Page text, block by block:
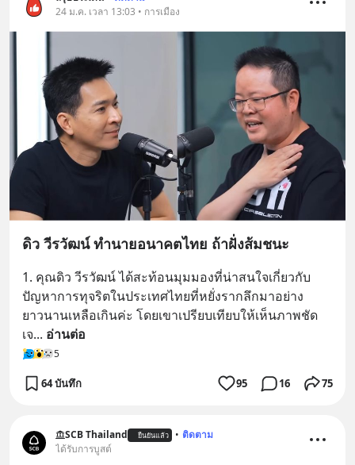
24 ม.ค. เวลา 13:03 • การเมือง
ดิว วีรวัฒน์ ทำนายอนาคตไทย ถ้าฝั่งส้มชนะ
1. คุณดิว วีรวัฒน์ ได้สะท้อนมุมมองที่น่าสนใจเกี่ยวกับ
ปัญหาการทุจริตในประเทศไทยที่หยั่งรากลึกมาอย่าง
ยาวนานเหลือเกินค่ะ โดยเขาเปรียบเทียบให้เห็นภาพชัด
เจ... อ่านต่อ
5
64 บันทึก 95 16 75
SCB Thailand ยืนยันแล้ว • ติดตาม
ได้รับการบูสต์